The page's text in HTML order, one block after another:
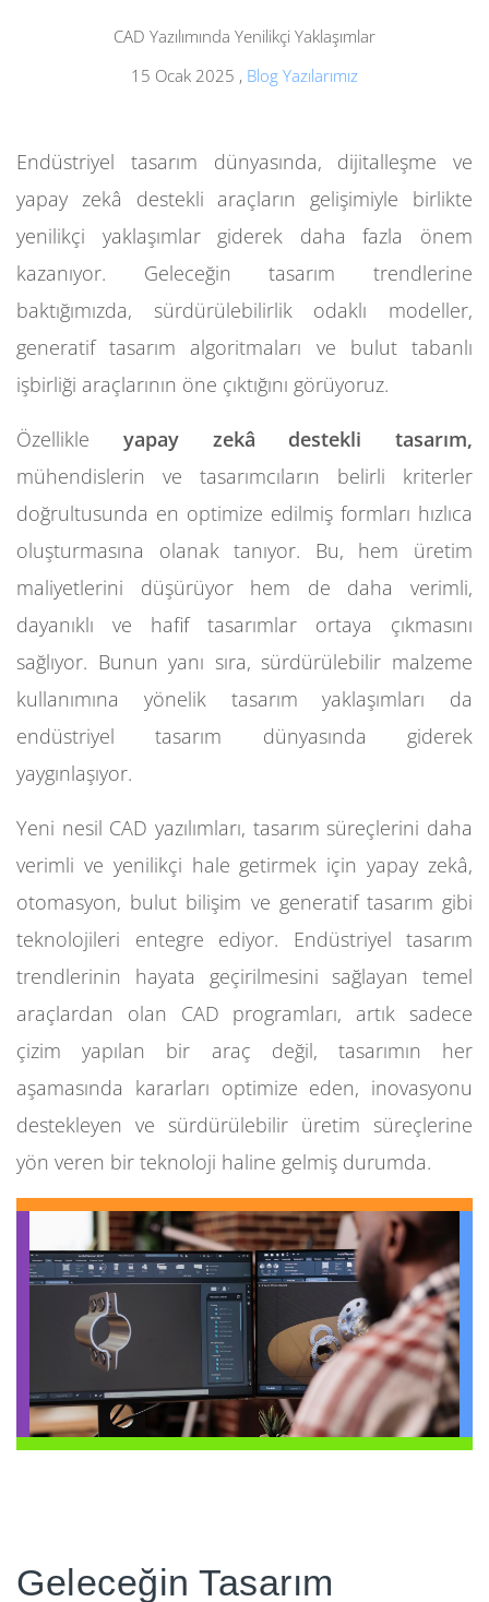
CAD Yazılımında Yenilikçi Yaklaşımlar
15 Ocak 2025 , Blog Yazılarımız
Endüstriyel tasarım dünyasında, dijitalleşme ve
yapay zekâ destekli araçların gelişimiyle birlikte
yenilikçi yaklaşımlar giderek daha fazla önem
kazanıyor. Geleceğin tasarım trendlerine
baktığımızda, sürdürülebilirlik odaklı modeller,
generatif tasarım algoritmaları ve bulut tabanlı
işbirliği araçlarının öne çıktığını görüyoruz.
Özellikle yapay zekâ destekli tasarım,
mühendislerin ve tasarımcıların belirli kriterler
doğrultusunda en optimize edilmiş formları hızlıca
oluşturmasına olanak tanıyor. Bu, hem üretim
maliyetlerini düşürüyor hem de daha verimli,
dayanıklı ve hafif tasarımlar ortaya çıkmasını
sağlıyor. Bunun yanı sıra, sürdürülebilir malzeme
kullanımına yönelik tasarım yaklaşımları da
endüstriyel tasarım dünyasında giderek
yaygınlaşıyor.
Yeni nesil CAD yazılımları, tasarım süreçlerini daha
verimli ve yenilikçi hale getirmek için yapay zekâ,
otomasyon, bulut bilişim ve generatif tasarım gibi
teknolojileri entegre ediyor. Endüstriyel tasarım
trendlerinin hayata geçirilmesini sağlayan temel
araçlardan olan CAD programları, artık sadece
çizim yapılan bir araç değil, tasarımın her
aşamasında kararları optimize eden, inovasyonu
destekleyen ve sürdürülebilir üretim süreçlerine
yön veren bir teknoloji haline gelmiş durumda.
Geleceğin Tasarım